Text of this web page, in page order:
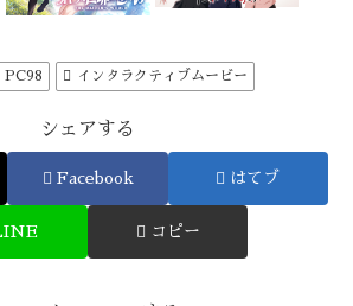
PC98 インタラクティブムービー
シェアする
Facebook はてブ
コピー